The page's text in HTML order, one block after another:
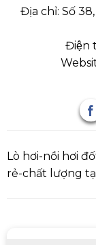
Địa chỉ: Số
Điện
Lò hơi-nồi hơi
rẻ-chất lượng